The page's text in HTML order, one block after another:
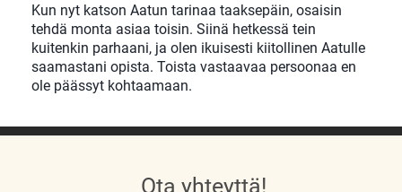
Kun nyt katson Aatun tarinaa taaksepäin, osaisin
tehdä monta asiaa toisin. Siinä hetkessä tein
kuitenkin parhaani, ja olen ikuisesti kiitollinen Aatulle
saamastani opista. Toista vastaavaa persoonaa en
ole päässyt kohtaamaan.
Ota yhteyttä!